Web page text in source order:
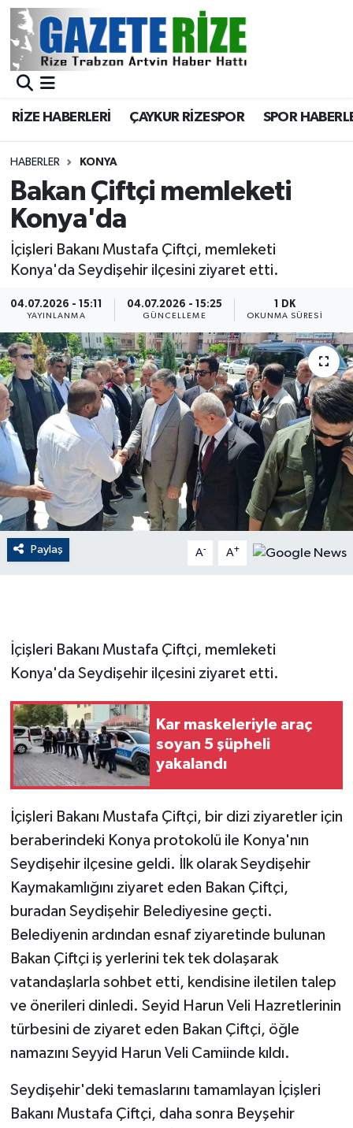
RİZE HABERLERİ ÇAYKUR RİZESPOR SPOR
HABERLER KONYA
Bakan Çiftçi memleketi
Konya'da
İçişleri Bakanı Mustafa Çiftçi, memleketi
Konya'da Seydişehir ilçesini ziyaret etti.
04.07.2026 - 15:11
YAYINLANMA
04.07.2026 - 15:25
GÜNCELLEME
1 DK
OKUNMA SÜRESI
Paylaş A- A+
İçişleri Bakanı Mustafa Çiftçi, memleketi
Konya'da Seydişehir ilçesini ziyaret etti.
Kar maskeleriyle araç
soyan 5 şüpheli
yakalandı
İçişleri Bakanı Mustafa Çiftçi, bir dizi ziyaretler için
beraberindeki Konya protokolü ile Konya'nın
Seydişehir ilçesine geldi. İlk olarak Seydişehir
Kaymakamlığını ziyaret eden Bakan Çiftçi,
buradan Seydişehir Belediyesine geçti.
Belediyenin ardından esnaf ziyaretinde bulunan
Bakan Çiftçi iş yerlerini tek tek dolaşarak
vatandaşlarla sohbet etti, kendisine iletilen talep
ve önerileri dinledi. Seyid Harun Veli Hazretlerinin
türbesini de ziyaret eden Bakan Çiftçi, öğle
namazını Seyyid Harun Veli Camiinde kıldı.
Seydişehir'deki temaslarını tamamlayan İçişleri
Bakanı Mustafa Çiftçi, daha sonra Beyşehir
BÖLGEMİZ
Asayiş
Rize Jandarma Komutanlığı
Bilim Teknoloji
Advertising news
Canlı Maç
ÇEVRE
Dış Haberler
Dünya
EĞİTİM
EKONOMİ
Gayrimenkul
GENEL
GÜNDEM
Güvenlik
HABERDE İNSAN
İNSAN
İş Dünyası
Jandarma
Kadın
KÜLTÜR SANAT
Merkez Nöbetçi Eczaneler
Merkez Trafik Yoğunluk Haritası
Süper Lig Puan Durumu ve Fikstür
Tüm Manşetler
Son Dakika Haberleri
Haber Arşivi